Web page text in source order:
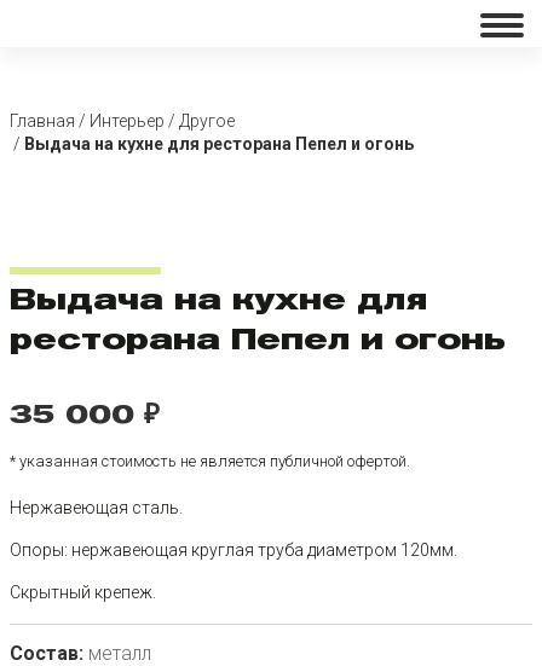
Главная Интерьер
Другое
Выдача на кухне для ресторана Пепел и огонь
Выдача на кухне для
ресторана Пепел и огонь
35 000 ₽
* указанная стоимость не является публичной офертой.
Нержавеющая сталь.
Опоры: нержавеющая круглая труба диаметром 120мм.
Скрытный крепеж.
Состав: металл